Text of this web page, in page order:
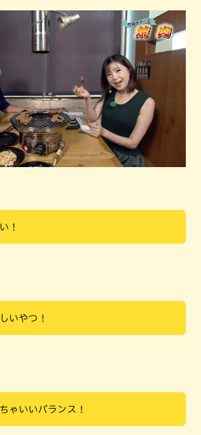
！
いやつ！
ゃいいバランス！